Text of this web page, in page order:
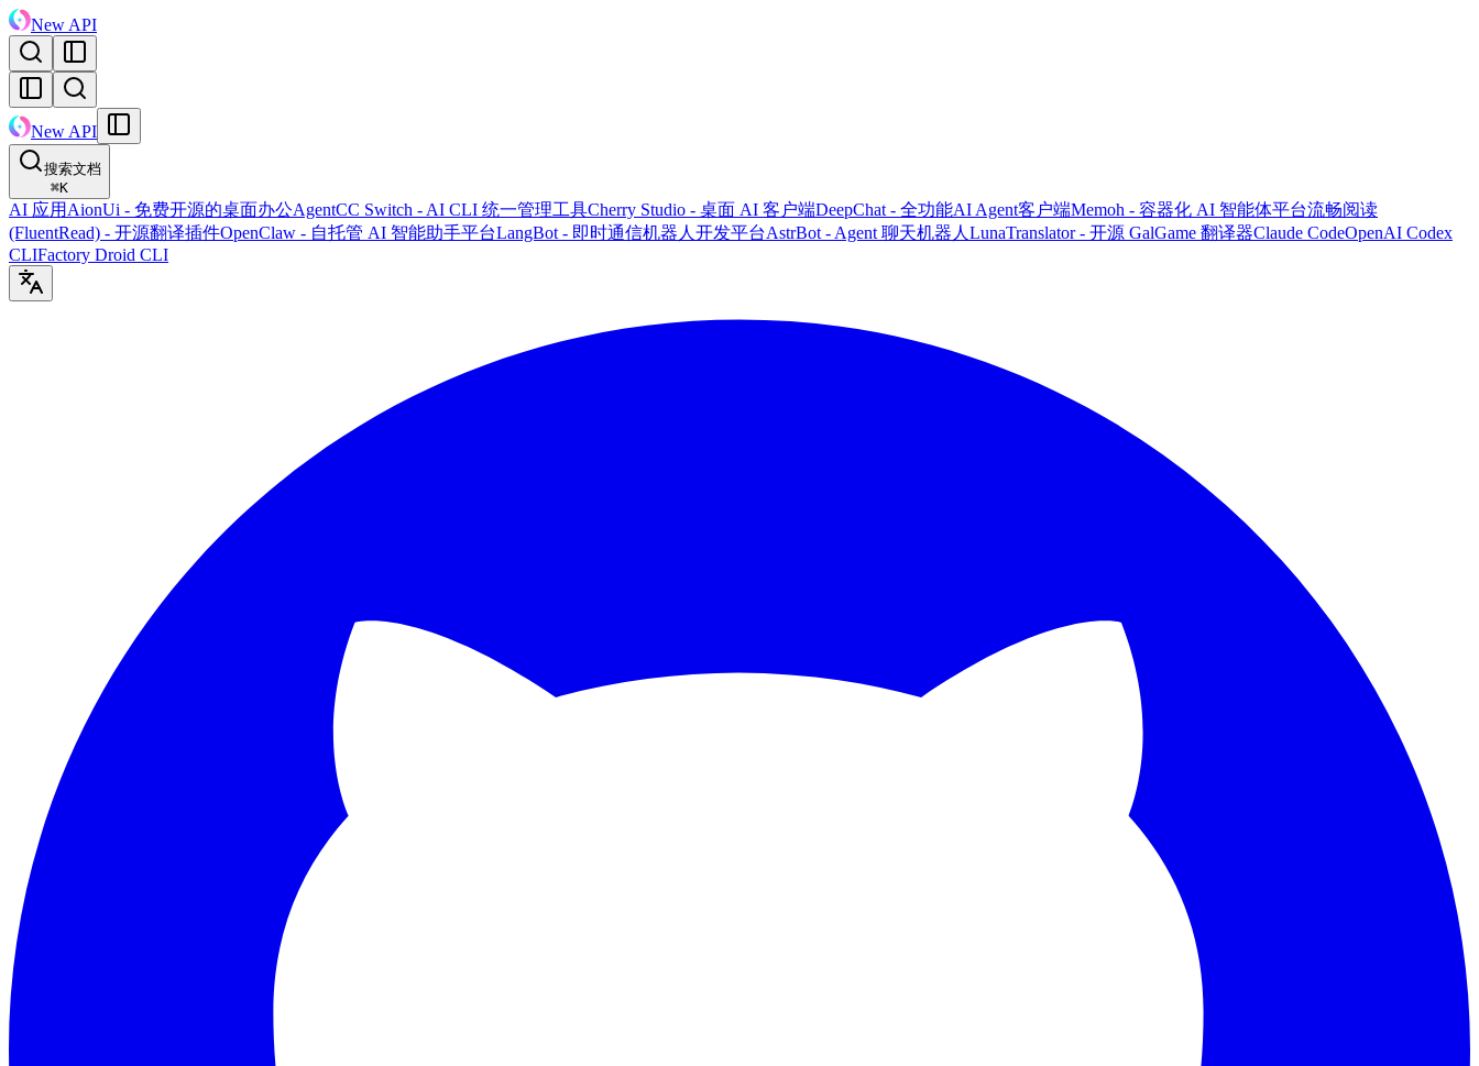
New API
New API
搜索文档
⌘K
AI 应用 AionUi - 免费开源的桌面办公AgentCC Switch - AI CLI 统一管理工具Cherry Studio - 桌面 AI 客户端DeepChat - 全功能AI Agent客户端Memoh - 容器化 AI 智能体平台流畅阅读
(FluentRead) - 开源翻译插件OpenClaw - 自托管 AI 智能助手平台LangBot - 即时通信机器人开发平台AstrBot - Agent 聊天机器人 LunaTranslator - 开源 GalGame 翻译器Claude CodeOpenAI Codex
CLIFactory Droid CLI